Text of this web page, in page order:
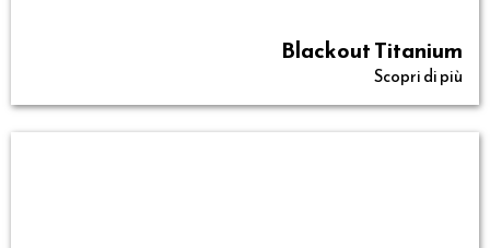
Blackout Titanium
Scopri di più